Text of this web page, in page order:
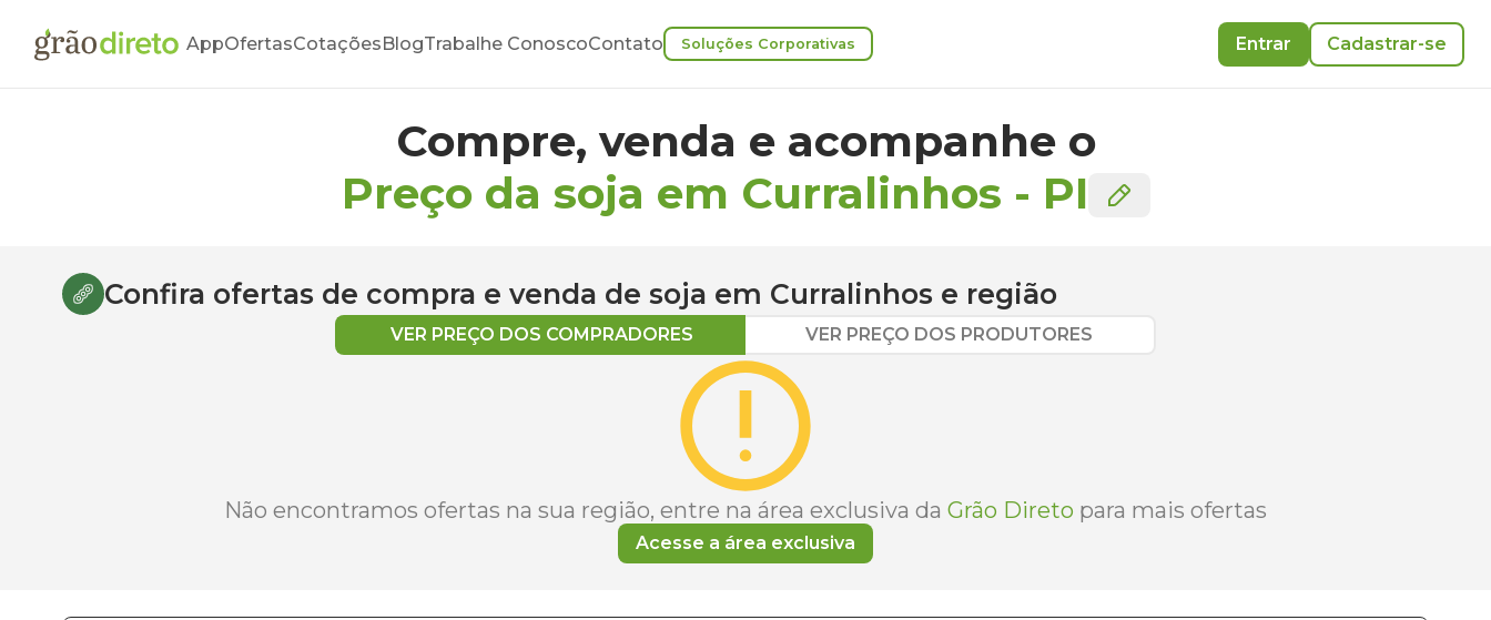
AppOfertasCotaçõesBlogTrabalhe ConoscoContato Soluções Corporativas Entrar Cadastrar-se
Compre, venda e acompanhe o
Preço da soja em Curralinhos - PI
Confira ofertas de compra e venda de soja em Curralinhos e região
VER PREÇO DOS COMPRADORES VER PREÇO DOS PRODUTORES
Não encontramos ofertas na sua região, entre na área exclusiva da Grão Direto para mais ofertas
Acesse a área exclusiva